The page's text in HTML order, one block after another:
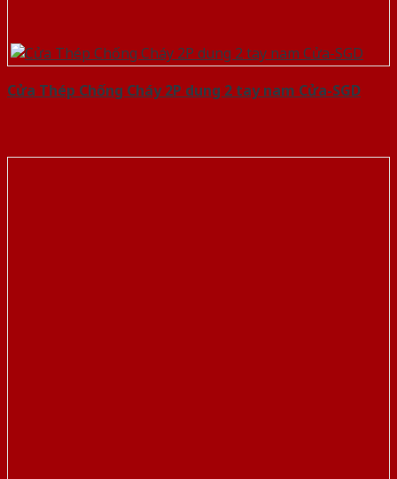
Cửa Thép Chống Cháy 2P dung 2 tay nam Cửa-SGD